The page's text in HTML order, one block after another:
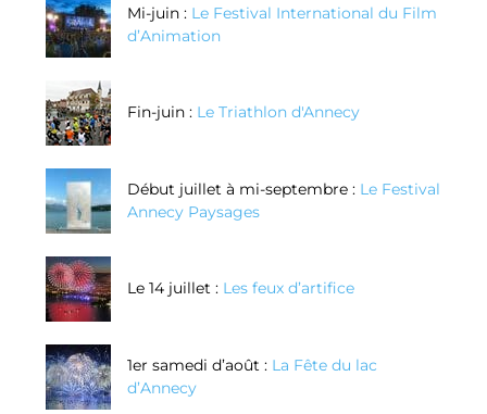
Mi-juin : Le Festival International du Film
d’Animation
Fin-juin : Le Triathlon d'Annecy
Début juillet à mi-septembre : Le Festival
Annecy Paysages
Le 14 juillet : Les feux d’artifice
1er samedi d’août : La Fête du lac
d’Annecy